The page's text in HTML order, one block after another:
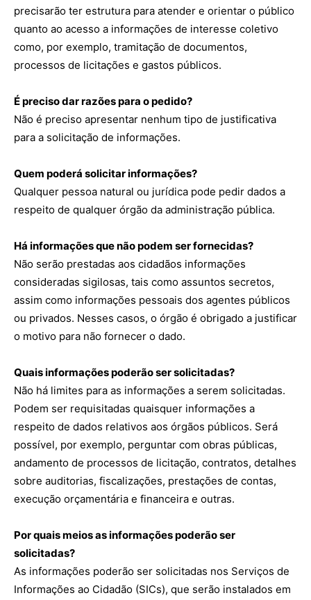
precisarão ter estrutura para atender e orientar o público
quanto ao acesso a informações de interesse coletivo
como, por exemplo, tramitação de documentos,
processos de licitações e gastos públicos.
É preciso dar razões para o pedido?
Não é preciso apresentar nenhum tipo de justificativa
para a solicitação de informações.
Quem poderá solicitar informações?
Qualquer pessoa natural ou jurídica pode pedir dados a
respeito de qualquer órgão da administração pública.
Há informações que não podem ser fornecidas?
Não serão prestadas aos cidadãos informações
consideradas sigilosas, tais como assuntos secretos,
assim como informações pessoais dos agentes públicos
ou privados. Nesses casos, o órgão é obrigado a justificar
o motivo para não fornecer o dado.
Quais informações poderão ser solicitadas?
Não há limites para as informações a serem solicitadas.
Podem ser requisitadas quaisquer informações a
respeito de dados relativos aos órgãos públicos. Será
possível, por exemplo, perguntar com obras públicas,
andamento de processos de licitação, contratos, detalhes
sobre auditorias, fiscalizações, prestações de contas,
execução orçamentária e financeira e outras.
Por quais meios as informações poderão ser
solicitadas?
As informações poderão ser solicitadas nos Serviços de
Informações ao Cidadão (SICs), que serão instalados em